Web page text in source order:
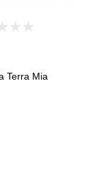
Terra Mia